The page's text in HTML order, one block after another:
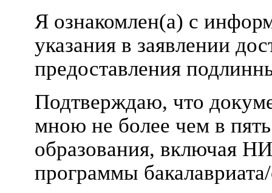
Я ознакомлен(а) с
указания в заявлении
предоставления
Подтверждаю, что
мною не более чем в
образования, включая
программы